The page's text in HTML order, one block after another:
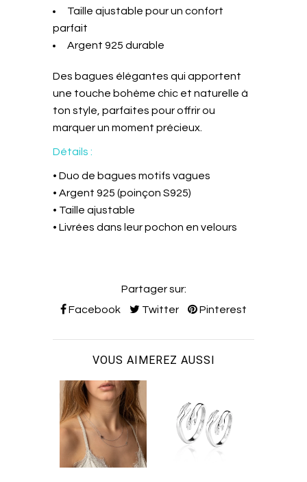
Taille ajustable pour un confort
parfait
Argent 925 durable
Des bagues élégantes qui apportent
une touche bohème chic et naturelle à
ton style, parfaites pour offrir ou
marquer un moment précieux.
Détails :
• Duo de bagues motifs vagues
• Argent 925 (poinçon S925)
• Taille ajustable
• Livrées dans leur pochon en velours
Partager sur:
Facebook
Twitter Pinterest
VOUS AIMEREZ AUSSI